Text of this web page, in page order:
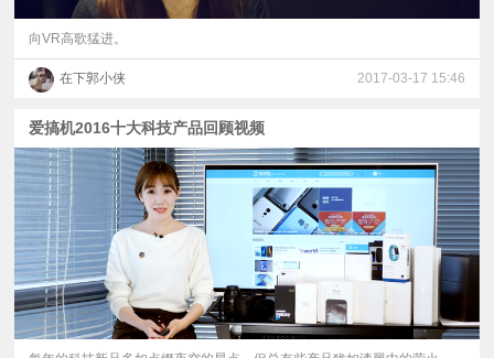
向VR高歌猛进。
在下郭小侠 2017-03-17 15:46
爱搞机2016十大科技产品回顾视频